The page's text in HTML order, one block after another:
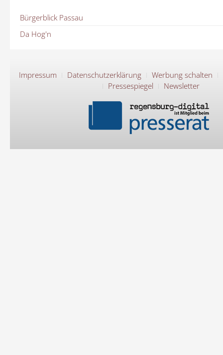
Bürgerblick Passau
Da Hog'n
Impressum Datenschutzerklärung
Werbung schalten
Pressespiegel
Newsletter